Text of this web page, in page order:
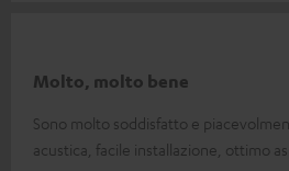
Molto, molto bene
Sono molto soddisfatto e
acustica, facile installazione, ottimo